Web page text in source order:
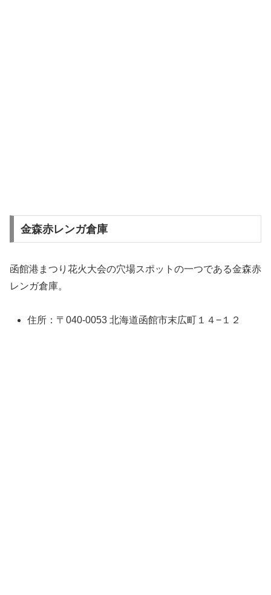
金森赤レンガ倉庫
函館港まつり花火大会の穴場スポットの一つである金森赤
レンガ倉庫。
住所：〒040-0053 北海道函館市末広町１４−１２